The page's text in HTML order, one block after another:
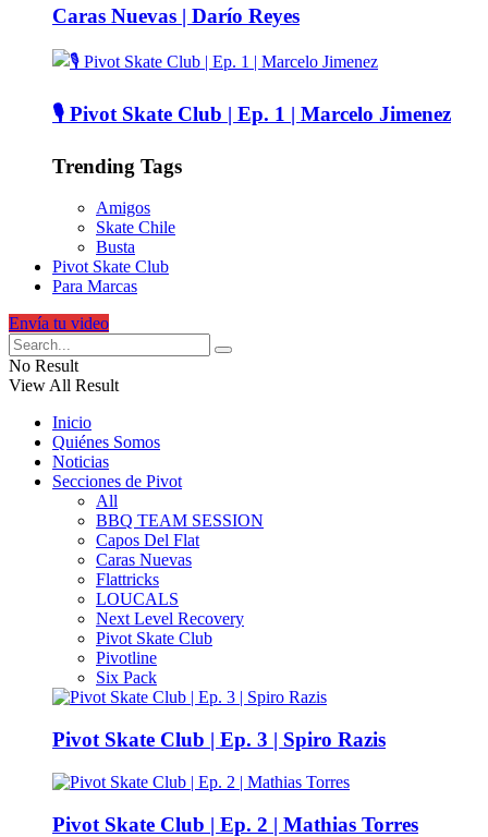
Caras Nuevas | Darío Reyes
🎙️ Pivot Skate Club | Ep. 1 | Marcelo Jimenez
Trending Tags
Amigos
Skate Chile
Busta
Pivot Skate Club
Para Marcas
Envía tu video
No Result
View All Result
Inicio
Quiénes Somos
Noticias
Secciones de Pivot
All
BBQ TEAM SESSION
Capos Del Flat
Caras Nuevas
Flattricks
LOUCALS
Next Level Recovery
Pivot Skate Club
Pivotline
Six Pack
Pivot Skate Club | Ep. 3 | Spiro Razis
Pivot Skate Club | Ep. 2 | Mathias Torres